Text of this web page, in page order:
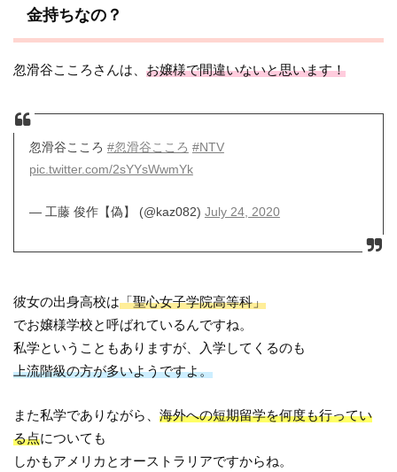
金持ちなの？
忽滑谷こころさんは、お嬢様で間違いないと思います！
忽滑谷こころ #忽滑谷こころ #NTV
pic.twitter.com/2sYYsWwmYk
— 工藤 俊作【偽】 (@kaz082) July 24, 2020
彼女の出身高校は「聖心女子学院高等科」
でお嬢様学校と呼ばれているんですね。
私学ということもありますが、入学してくるのも
上流階級の方が多いようですよ。
また私学でありながら、海外への短期留学を何度も行ってい
る点についても
しかもアメリカとオーストラリアですからね。